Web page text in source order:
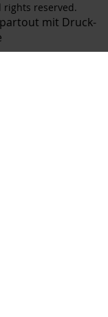
rights reserved.
mit Druck-